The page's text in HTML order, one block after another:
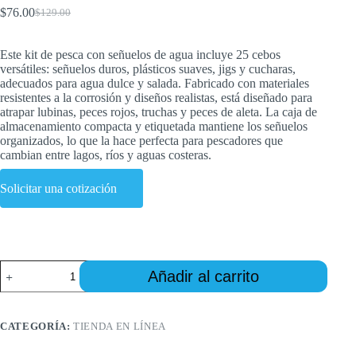
$129.00
El
original
era:
$129.00.
$76.00El
actual
es:
$76.00.
Este kit de pesca con señuelos de agua incluye 25 cebos
versátiles: señuelos duros, plásticos suaves, jigs y cucharas,
adecuados para agua dulce y salada. Fabricado con materiales
resistentes a la corrosión y diseños realistas, está diseñado para
atrapar lubinas, peces rojos, truchas y peces de aleta. La caja de
almacenamiento compacta y etiquetada mantiene los señuelos
organizados, lo que la hace perfecta para pescadores que
cambian entre lagos, ríos y aguas costeras.
Solicitar una cotización
Lure
Kits:
Ultimate
Guide
Añadir al carrito
CATEGORÍA:TIENDA EN LÍNEA